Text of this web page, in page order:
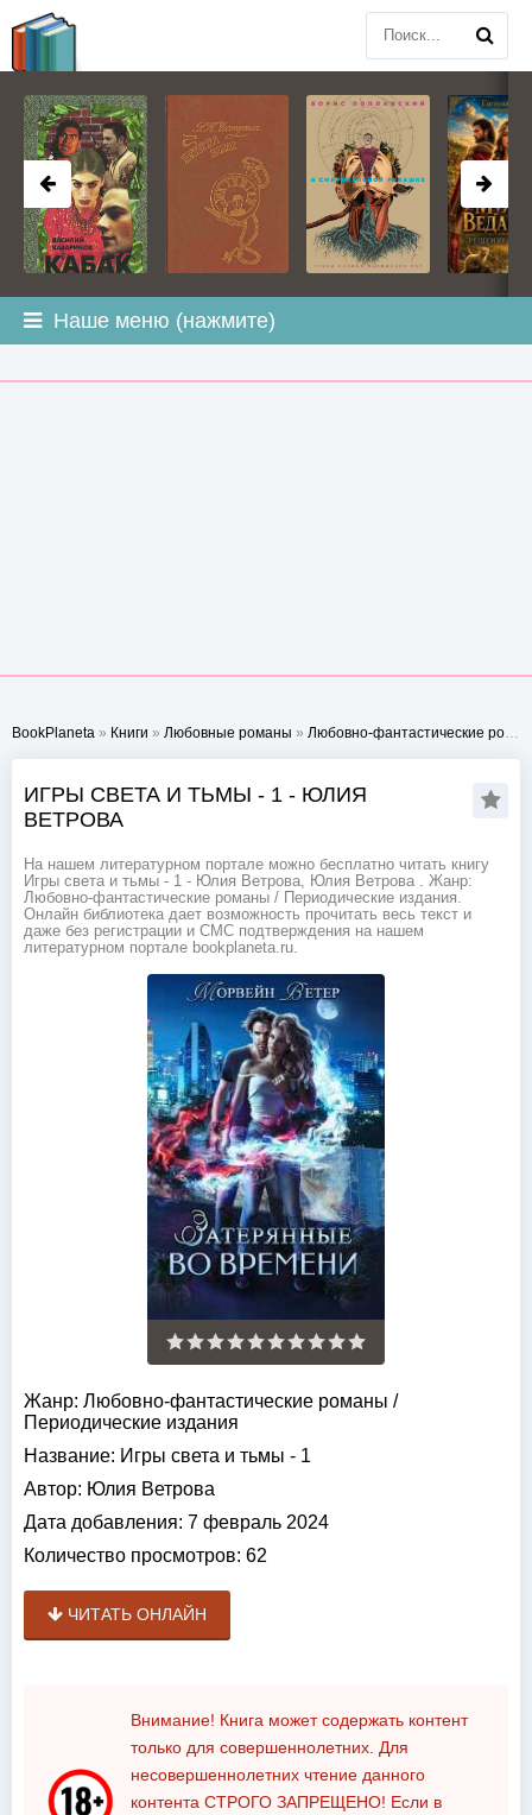
Наше меню (нажмите)
BookPlaneta » Книги » Любовные романы » Любовно-фантастические романы
ИГРЫ СВЕТА И ТЬМЫ - 1 - ЮЛИЯ
ВЕТРОВА
На нашем литературном портале можно бесплатно читать книгу
Игры света и тьмы - 1 - Юлия Ветрова, Юлия Ветрова . Жанр:
Любовно-фантастические романы / Периодические издания.
Онлайн библиотека дает возможность прочитать весь текст и
даже без регистрации и СМС подтверждения на нашем
литературном портале bookplaneta.ru.
Жанр: Любовно-фантастические романы /
Периодические издания
Название: Игры света и тьмы - 1
Автор: Юлия Ветрова
Дата добавления: 7 февраль 2024
Количество просмотров: 62
ЧИТАТЬ ОНЛАЙН
Внимание! Книга может содержать контент
только для совершеннолетних. Для
несовершеннолетних чтение данного
контента СТРОГО ЗАПРЕЩЕНО! Если в
BOOKPLANETA.COM